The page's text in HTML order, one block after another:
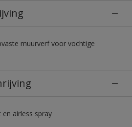
muurverf voor vochtige
airless spray